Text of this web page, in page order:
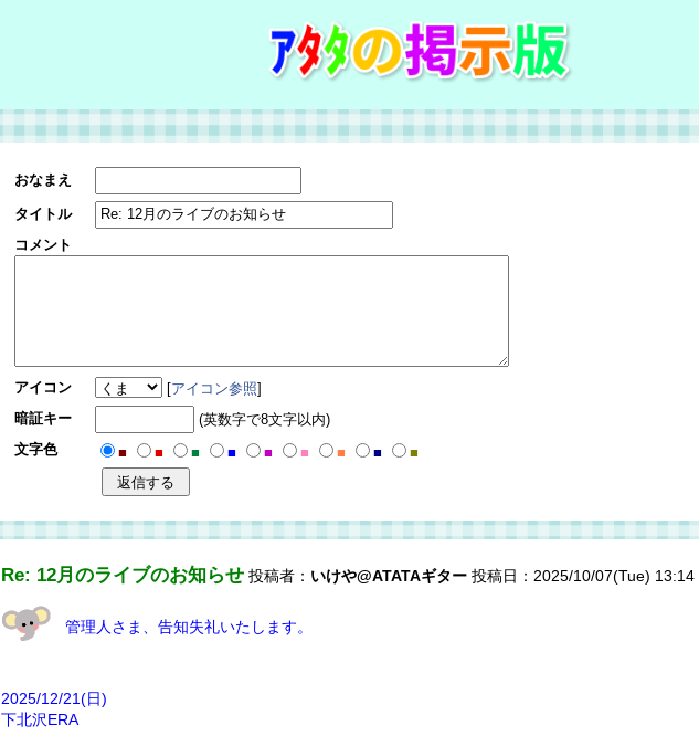
おなまえ
タイトル
コメント
アイコン [アイコン参照]
暗証キー
(英数字で8文字以内)
文字色
■ ■ ■ ■ ■ ■ ■ ■ ■
Re: 12月のライブのお知らせ 投稿者： いけや@ATATAギター 投稿日：2025/10/07(Tue) 13:14
管理人さま、告知失礼いたします。
2025/12/21(日)
下北沢ERA